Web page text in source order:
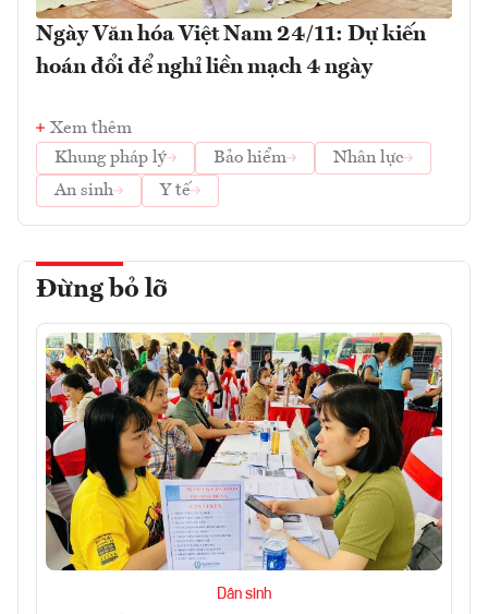
Ngày Văn hóa Việt Nam 24/11: Dự kiến
hoán đổi để nghỉ liền mạch 4 ngày
Xem thêm
Khung pháp lý
Bảo hiểm
Nhân lực
An sinh
Y tế
Đừng bỏ lỡ
Dân sinh